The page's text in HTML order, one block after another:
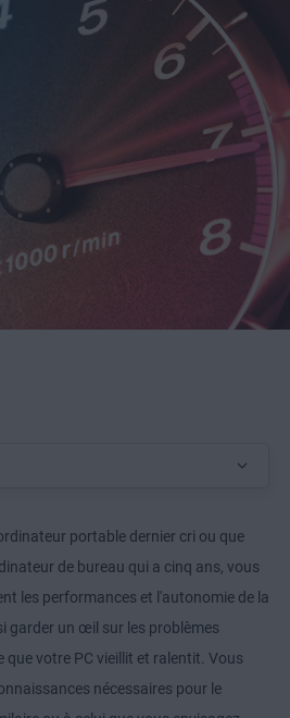
portable dernier cri ou que
de bureau qui a cinq ans, vous
les performances et l'autonomie de la
garder un œil sur les problèmes
que votre PC vieillit et ralentit. Vous
nécessaires pour le